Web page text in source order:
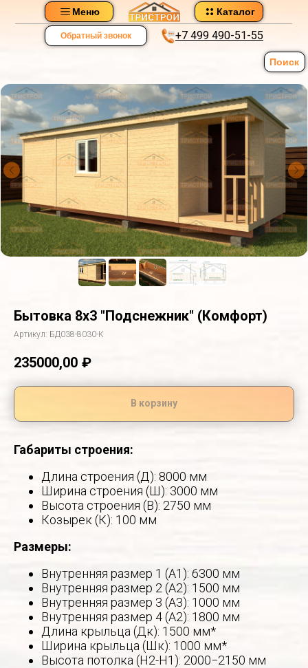
Каталог
Меню
+7 499 490-51-55
Обратный звонок
Поиск
Бытовка 8х3 "Подснежник" (Комфорт)
Артикул: БД038-8030-К
235000,00 ₽
В корзину
Габариты строения:
Длина строения (Д): 8000 мм
Ширина строения (Ш): 3000 мм
Высота строения (В): 2750 мм
Козырек (К): 100 мм
Размеры:
Внутренняя размер 1 (А1): 6300 мм
Внутренняя размер 2 (А2): 1500 мм
Внутренняя размер 3 (А3): 1000 мм
Внутренняя размер 4 (А2): 1800 мм
Длина крыльца (Дк): 1500 мм*
Ширина крыльца (Шк): 1000 мм*
Высота потолка (Н2-Н1): 2000−2150 мм